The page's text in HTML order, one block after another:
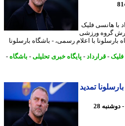
هانسی فلیک
گروه ورزشی
با اعلام رسمی، - باشگاه بارسلونا
-قرارداد -پایگاه خبری تحلیلی-باشگاه-
تمدید
81 روز پیش - دوشنبه 28